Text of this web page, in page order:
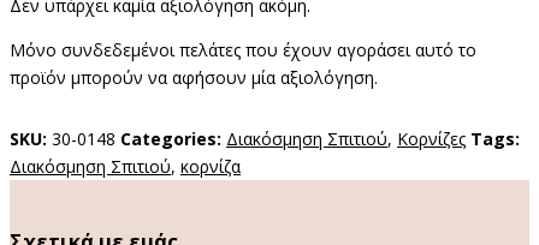
Δεν υπάρχει καμία αξιολόγηση ακόμη.
Μόνο συνδεδεμένοι πελάτες που έχουν αγοράσει αυτό το
προϊόν μπορούν να αφήσουν μία αξιολόγηση.
SKU: 30-0148 Categories: Διακόσμηση Σπιτιού, Κορνίζες Tags:
Διακόσμηση Σπιτιού, κορνίζα